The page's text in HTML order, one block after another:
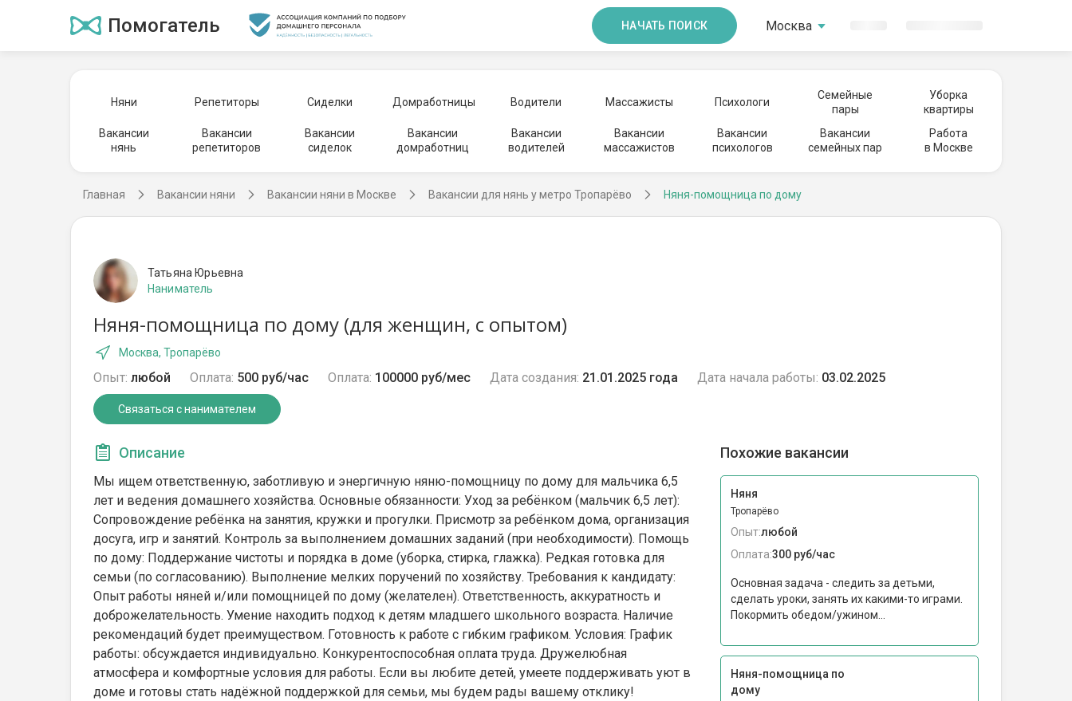
Помогатель НАЧАТЬ ПОИСК Москва
Няни Репетиторы Сиделки Домработницы Водители Массажисты Психологи
Семейные
пары
Уборка
квартиры
Вакансии
нянь
Вакансии
репетиторов
Вакансии
сиделок
Вакансии
домработниц
Вакансии
водителей
Вакансии
массажистов
Вакансии
психологов
Вакансии
семейных пар
Работа
в Москве
Главная Вакансии няни Вакансии няни в Москве Вакансии для нянь у метро Тропарёво Няня-помощница по дому
Татьяна Юрьевна
Наниматель
Няня-помощница по дому (для женщин, с опытом)
Москва, Тропарёво
Опыт: любой Оплата: 500 руб/час Оплата: 100000 руб/мес Дата создания: 21.01.2025 года Дата начала работы: 03.02.2025
Связаться с нанимателем
Описание
Мы ищем ответственную, заботливую и энергичную няню-помощницу по дому для мальчика 6,5
лет и ведения домашнего хозяйства. Основные обязанности: Уход за ребёнком (мальчик 6,5 лет):
Сопровождение ребёнка на занятия, кружки и прогулки. Присмотр за ребёнком дома, организация
досуга, игр и занятий. Контроль за выполнением домашних заданий (при необходимости). Помощь
по дому: Поддержание чистоты и порядка в доме (уборка, стирка, глажка). Редкая готовка для
семьи (по согласованию). Выполнение мелких поручений по хозяйству. Требования к кандидату:
Опыт работы няней и/или помощницей по дому (желателен). Ответственность, аккуратность и
доброжелательность. Умение находить подход к детям младшего школьного возраста. Наличие
рекомендаций будет преимуществом. Готовность к работе с гибким графиком. Условия: График
работы: обсуждается индивидуально. Конкурентоспособная оплата труда. Дружелюбная
атмосфера и комфортные условия для работы. Если вы любите детей, умеете поддерживать уют в
доме и готовы стать надёжной поддержкой для семьи, мы будем рады вашему отклику!
Похожие вакансии
Няня
Тропарёво
Опыт:любой
Оплата:300 руб/час
Основная задача - следить за детьми,
сделать уроки, занять их какими-то играми.
Покормить обедом/ужином...
Няня-помощница по
дому